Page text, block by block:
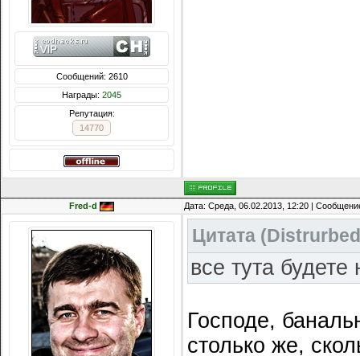
Сообщений: 2610
Награды: 2045
Репутация:
14770
Fred-d Дата: Среда, 06.02.2013, 12:20 |
Цитата (Distrurbed
все тута будете
Господе,
столько же,